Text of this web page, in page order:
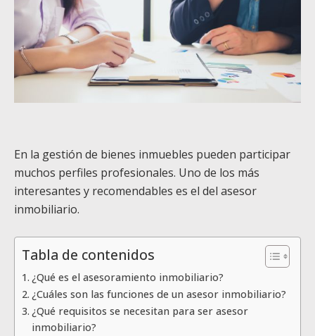
En la gestión de bienes inmuebles pueden participar
muchos perfiles profesionales. Uno de los más
interesantes y recomendables es el del asesor
inmobiliario.
Tabla de contenidos
¿Qué es el asesoramiento inmobiliario?
¿Cuáles son las funciones de un asesor inmobiliario?
¿Qué requisitos se necesitan para ser asesor
inmobiliario?